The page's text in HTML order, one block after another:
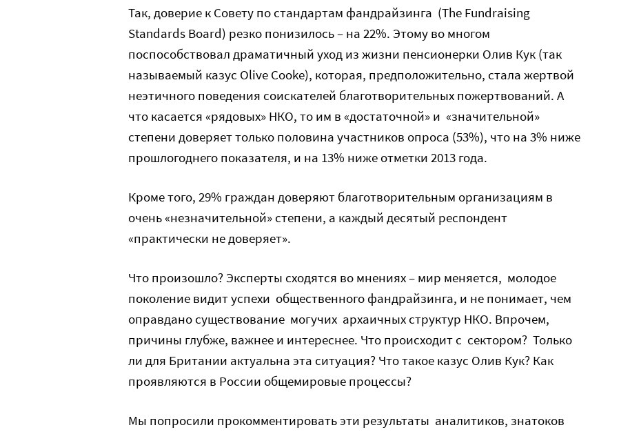
Так, доверие к Совету по стандартам фандрайзинга (The Fundraising
Standards Board) резко понизилось – на 22%. Этому во многом
поспособствовал драматичный уход из жизни пенсионерки Олив Кук (так
называемый казус Olive Cooke), которая, предположительно, стала жертвой
неэтичного поведения соискателей благотворительных пожертвований. А
что касается «рядовых» НКО, то им в «достаточной» и «значительной»
степени доверяет только половина участников опроса (53%), что на 3% ниже
прошлогоднего показателя, и на 13% ниже отметки 2013 года.
Кроме того, 29% граждан доверяют благотворительным организациям в
очень «незначительной» степени, а каждый десятый респондент
«практически не доверяет».
Что произошло? Эксперты сходятся во мнениях – мир меняется, молодое
поколение видит успехи общественного фандрайзинга, и не понимает, чем
оправдано существование могучих архаичных структур НКО. Впрочем,
причины глубже, важнее и интереснее. Что происходит с сектором? Только
ли для Британии актуальна эта ситуация? Что такое казус Олив Кук? Как
проявляются в России общемировые процессы?
Мы попросили прокомментировать эти результаты аналитиков, знатоков